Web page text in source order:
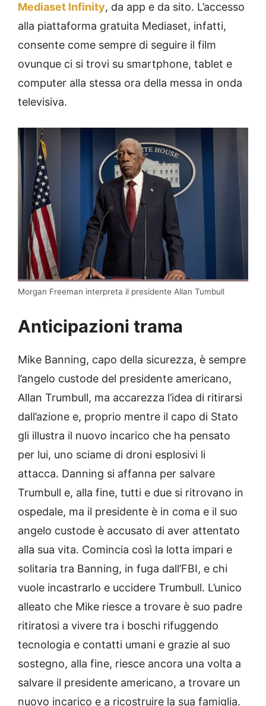
Mediaset Infinity, da app e da sito. L’accesso
alla piattaforma gratuita Mediaset, infatti,
consente come sempre di seguire il film
ovunque ci si trovi su smartphone, tablet e
computer alla stessa ora della messa in onda
televisiva.
Morgan Freeman interpreta il presidente Allan Tumbull
Anticipazioni trama
Mike Banning, capo della sicurezza, è sempre
l’angelo custode del presidente americano,
Allan Trumbull, ma accarezza l’idea di ritirarsi
dall’azione e, proprio mentre il capo di Stato
gli illustra il nuovo incarico che ha pensato
per lui, uno sciame di droni esplosivi li
attacca. Danning si affanna per salvare
Trumbull e, alla fine, tutti e due si ritrovano in
ospedale, ma il presidente è in coma e il suo
angelo custode è accusato di aver attentato
alla sua vita. Comincia così la lotta impari e
solitaria tra Banning, in fuga dall’FBI, e chi
vuole incastrarlo e uccidere Trumbull. L’unico
alleato che Mike riesce a trovare è suo padre
ritiratosi a vivere tra i boschi rifuggendo
tecnologia e contatti umani e grazie al suo
sostegno, alla fine, riesce ancora una volta a
salvare il presidente americano, a trovare un
nuovo incarico e a ricostruire la sua famiglia.